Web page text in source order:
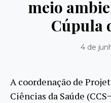
meio
Cúpula
4 de
A coordenação de
Ciências da Saúde